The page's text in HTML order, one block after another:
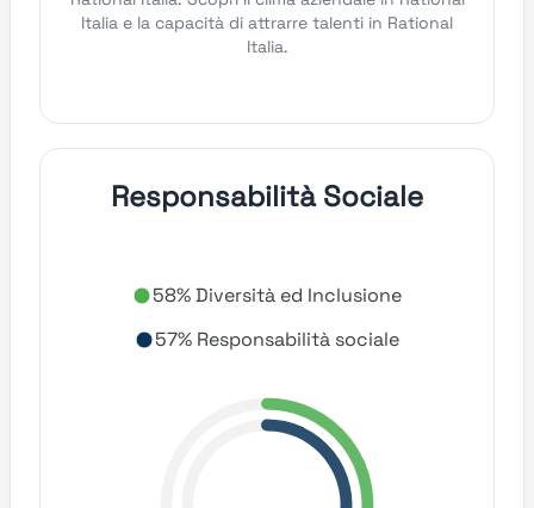
Italia e la capacità di attrarre talenti in Rational
Italia.
Responsabilità Sociale
58% Diversità ed Inclusione
57% Responsabilità sociale